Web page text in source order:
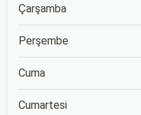
Çarşamba
Perşembe
Cuma
Cumartesi